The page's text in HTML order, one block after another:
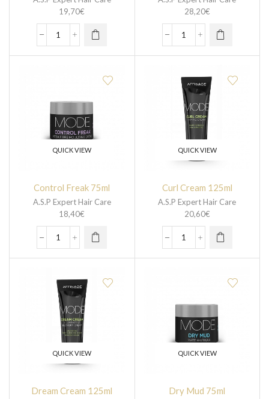
19,70€
28,20€
QUICK VIEW
Control Freak 75ml
A.S.P Expert Hair Care
18,40€
QUICK VIEW
Curl Cream 125ml
A.S.P Expert Hair Care
20,60€
QUICK VIEW
Dream Cream 125ml
QUICK VIEW
Dry Mud 75ml